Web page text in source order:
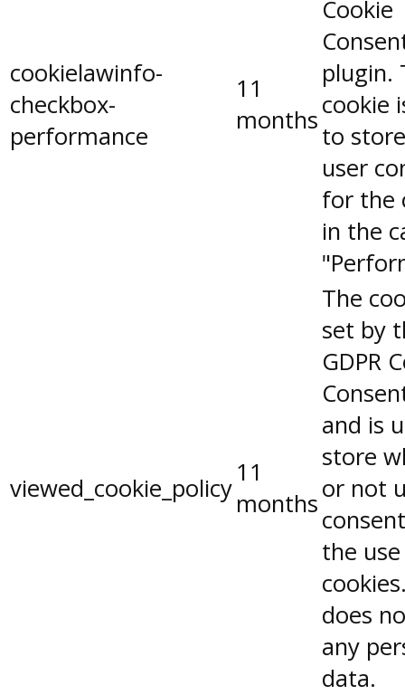
cookielawinfo-
checkbox-
performance
11
months
Cookie
plugin.
cookie
to
user
for the
in the
viewed_cookie_policy
11
months
The
set by
GDPR
and is
store
or not
the
does
any
data.